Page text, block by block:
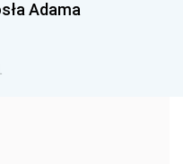
1985
Adama